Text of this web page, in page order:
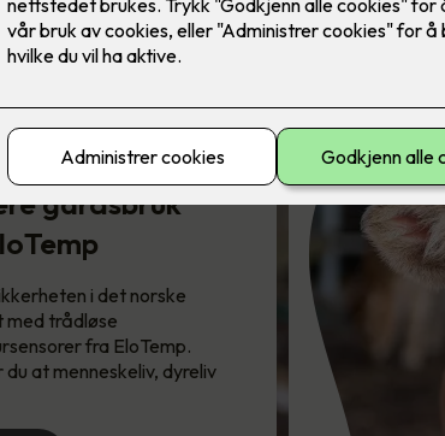
gårdsbruk
i det norske
med trådløse
fra EloTemp.
du at menneskeliv, dyreliv
Sikkerhetssystemet for
et tryg…
Få en tryggere hverdag i ditt sameie og…